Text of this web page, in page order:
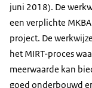
juni 2018). De
een verplichte
project. De
het MIRT-proces
meerwaarde kan
goed onderbouwd